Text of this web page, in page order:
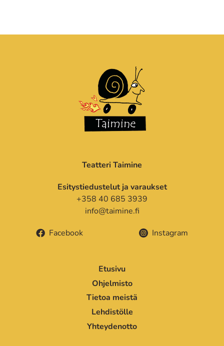
Teatteri Taimine
Esitystiedustelut ja varaukset
+358 40 685 3939
info@taimine.fi
Facebook
Instagram
Etusivu
Ohjelmisto
Tietoa meistä
Lehdistölle
Yhteydenotto